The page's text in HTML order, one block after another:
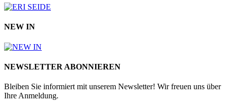
NEW IN
NEWSLETTER ABONNIEREN
Bleiben Sie informiert mit unserem Newsletter! Wir freuen uns über
Ihre Anmeldung.